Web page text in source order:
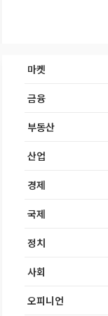
마켓
금융
부동산
산업
경제
국제
정치
사회
오피니언